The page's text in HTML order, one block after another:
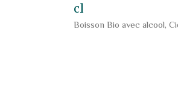
cl
Boisson Bio avec alcool,